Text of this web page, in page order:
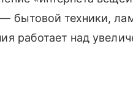
бытовой техники,
работает над